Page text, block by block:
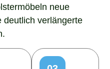
neue
deutlich verlängerte